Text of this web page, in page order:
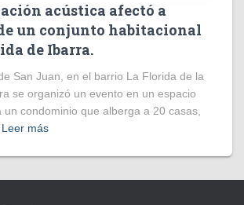
acústica afectó a
un conjunto habitacional
de Ibarra.
San Juan, en el barrio La Florida de la
se organizó un evento en un espacio
un condominio que alberga a 20 casas,
Leer más